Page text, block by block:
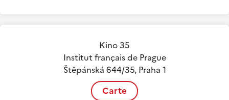
Kino 35
Institut français de Prague
Štěpánská 644/35, Praha 1
Carte